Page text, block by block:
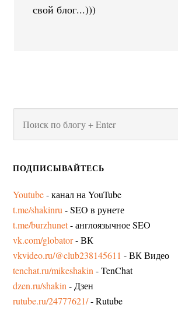
свой блог...)))
ПОДПИСЫВАЙТЕСЬ
Youtube- канал на YouTube
t.me/shakinru - SEO в рунете
t.me/burzhunet- англоязычное SEO
vk.com/globator- ВК
vkvideo.ru/@club238145611 - ВК Видео
tenchat.ru/mikeshakin - TenChat
dzen.ru/shakin - Дзен
rutube.ru/24777621/- Rutube